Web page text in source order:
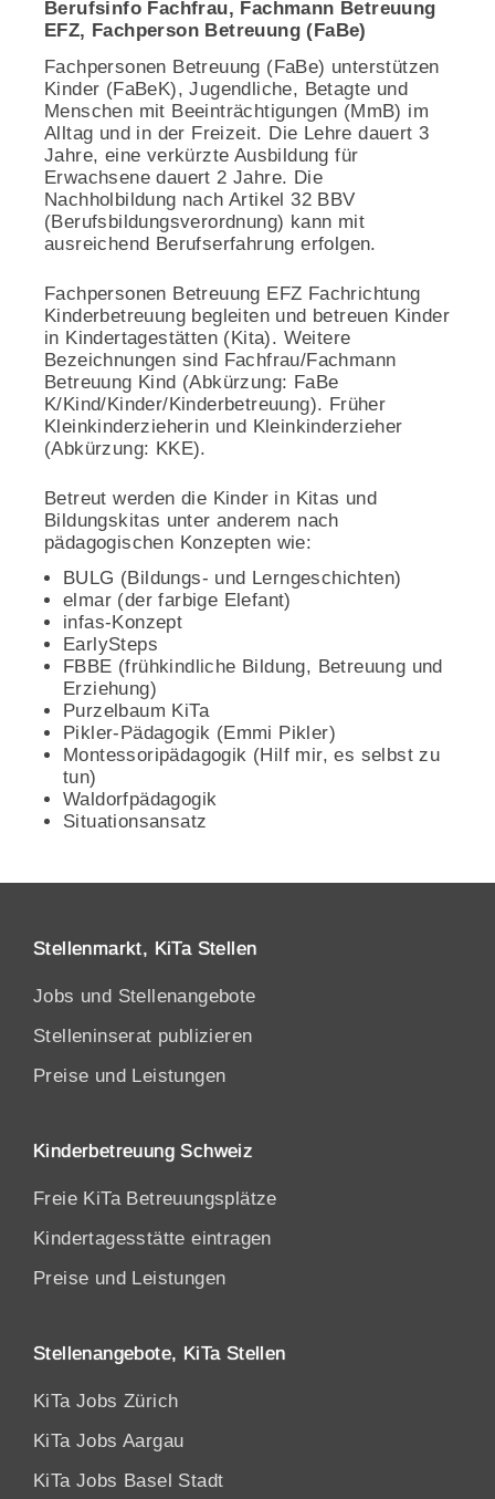
Berufsinfo Fachfrau, Fachmann Betreuung
EFZ, Fachperson Betreuung (FaBe)
Fachpersonen Betreuung (FaBe) unterstützen
Kinder (FaBeK), Jugendliche, Betagte und
Menschen mit Beeinträchtigungen (MmB) im
Alltag und in der Freizeit. Die Lehre dauert 3
Jahre, eine verkürzte Ausbildung für
Erwachsene dauert 2 Jahre. Die
Nachholbildung nach Artikel 32 BBV
(Berufsbildungsverordnung) kann mit
ausreichend Berufserfahrung erfolgen.
Fachpersonen Betreuung EFZ Fachrichtung
Kinderbetreuung begleiten und betreuen Kinder
in Kindertagestätten (Kita). Weitere
Bezeichnungen sind Fachfrau/Fachmann
Betreuung Kind (Abkürzung: FaBe
K/Kind/Kinder/Kinderbetreuung). Früher
Kleinkinderzieherin und Kleinkinderzieher
(Abkürzung: KKE).
Betreut werden die Kinder in Kitas und
Bildungskitas unter anderem nach
pädagogischen Konzepten wie:
BULG (Bildungs- und Lerngeschichten)
elmar (der farbige Elefant)
infas-Konzept
EarlySteps
FBBE (frühkindliche Bildung, Betreuung und
Erziehung)
Purzelbaum KiTa
Pikler-Pädagogik (Emmi Pikler)
Montessoripädagogik (Hilf mir, es selbst zu
tun)
Waldorfpädagogik
Situationsansatz
Stellenmarkt, KiTa Stellen
Jobs und Stellenangebote
Stelleninserat publizieren
Preise und Leistungen
Kinderbetreuung Schweiz
Freie KiTa Betreuungsplätze
Kindertagesstätte eintragen
Preise und Leistungen
Stellenangebote, KiTa Stellen
KiTa Jobs Zürich
KiTa Jobs Aargau
KiTa Jobs Basel Stadt